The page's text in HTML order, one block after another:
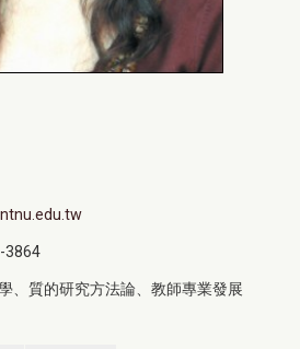
3864
、質的研究方法論、教師專業發展